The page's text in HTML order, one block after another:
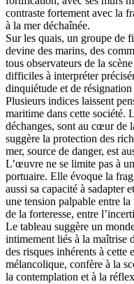
contraste fortement avec la
à la mer déchaînée.
Sur les quais, un groupe de
devine des marins, des
tous observateurs de la
difficiles à interpréter
dinquiétude et de
Plusieurs indices laissent
maritime dans cette société.
déchanges, sont au cœur de
suggère la protection des
mer, source de danger, est
L’œuvre ne se limite pas à
portuaire. Elle évoque la
aussi sa capacité à sadapter
une tension palpable entre
de la forteresse, entre
Le tableau suggère un
intimement liés à la maîtrise
des risques inhérents à
mélancolique, confère à la
la contemplation et à la